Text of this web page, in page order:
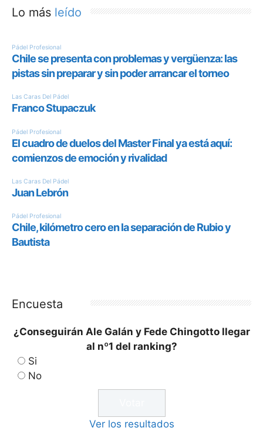
Lo más leído
Encuesta
¿Conseguirán Ale Galán y Fede Chingotto llegar
al nº1 del ranking?
Si
No
Ver los resultados